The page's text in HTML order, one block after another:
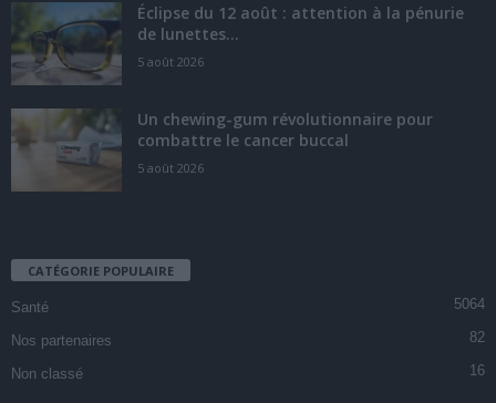
Éclipse du 12 août : attention à la pénurie
de lunettes...
5 août 2026
Un chewing-gum révolutionnaire pour
combattre le cancer buccal
5 août 2026
CATÉGORIE POPULAIRE
Santé 5064
Nos partenaires 82
Non classé 16